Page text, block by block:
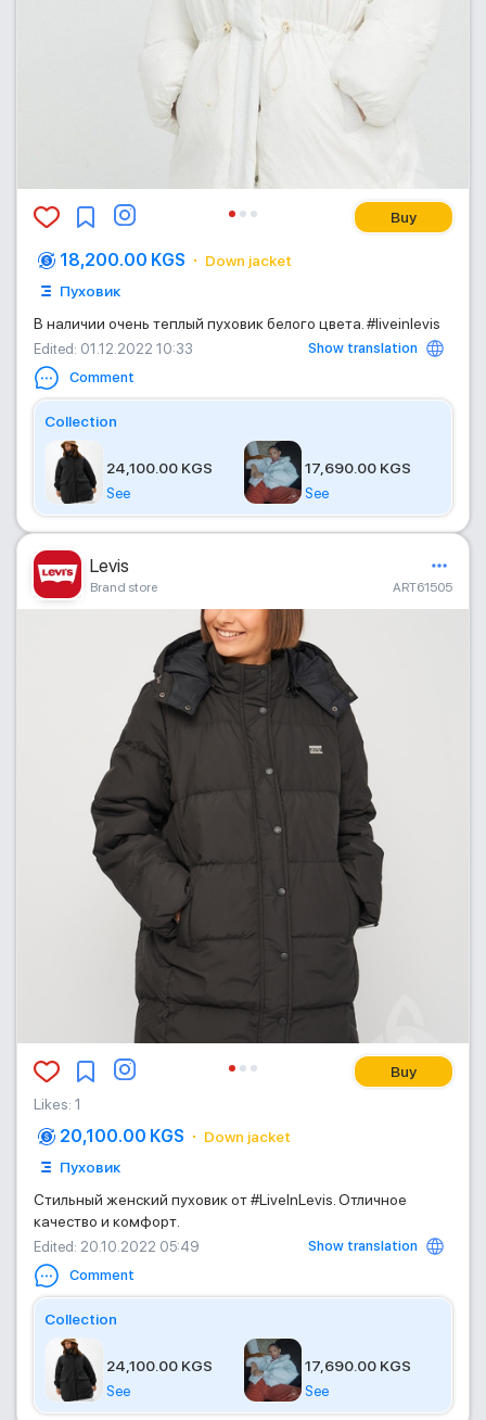
Buy
18,200.00 KGS
Down jacket
Пуховик
В наличии очень теплый пуховик белого цвета. #liveinlevis
Edited: 01.12.2022 10:33
Show translation
Comment
Collection
24,100.00 KGS
See
17,690.00 KGS
See
Levis
Brand store ART61505
Buy
Likes: 1
20,100.00 KGS
Down jacket
Пуховик
Стильный женский пуховик от #LiveInLevis. Отличное
качество и комфорт.
Edited: 20.10.2022 05:49
Show translation
Comment
Collection
24,100.00 KGS
See
17,690.00 KGS
See